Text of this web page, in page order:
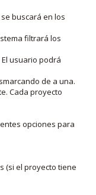
buscará en los
filtrará los
usuario podrá
de a una.
Cada proyecto
opciones para
(si el proyecto tiene